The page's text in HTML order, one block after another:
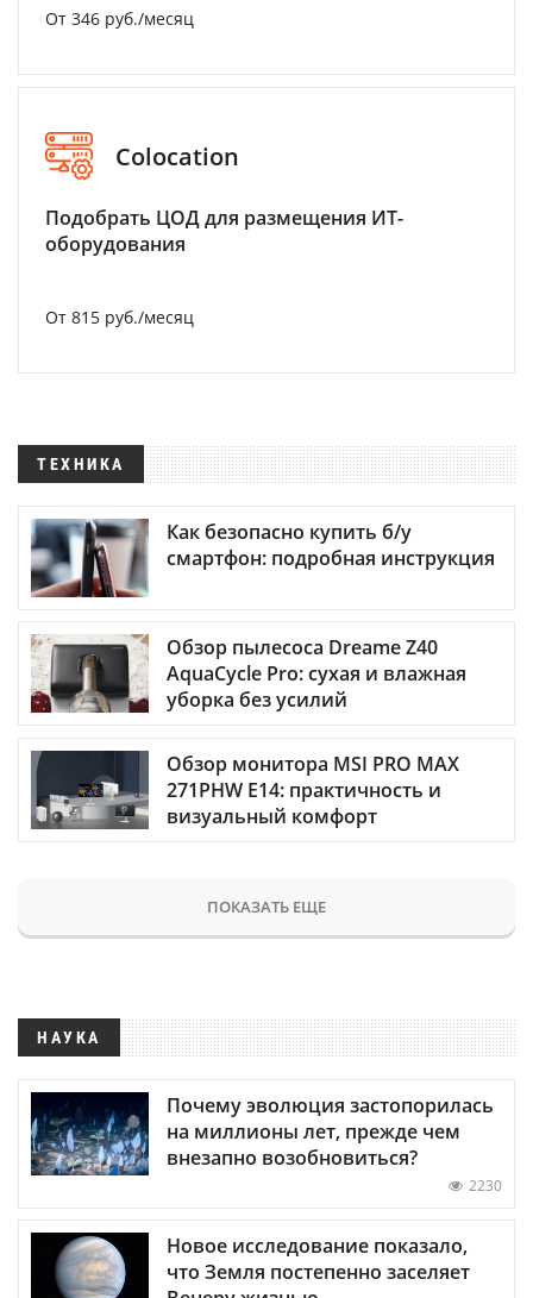
От 346 руб./месяц
Colocation
Подобрать ЦОД для размещения ИТ-
оборудования
От 815 руб./месяц
ТЕХНИКА
Как безопасно купить б/у
смартфон: подробная инструкция
Обзор пылесоса Dreame Z40
AquaCycle Pro: сухая и влажная
уборка без усилий
Обзор монитора MSI PRO MAX
271PHW E14: практичность и
визуальный комфорт
ПОКАЗАТЬ ЕЩЕ
НАУКА
Почему эволюция застопорилась
на миллионы лет, прежде чем
внезапно возобновиться?
2230
Новое исследование показало,
что Земля постепенно заселяет